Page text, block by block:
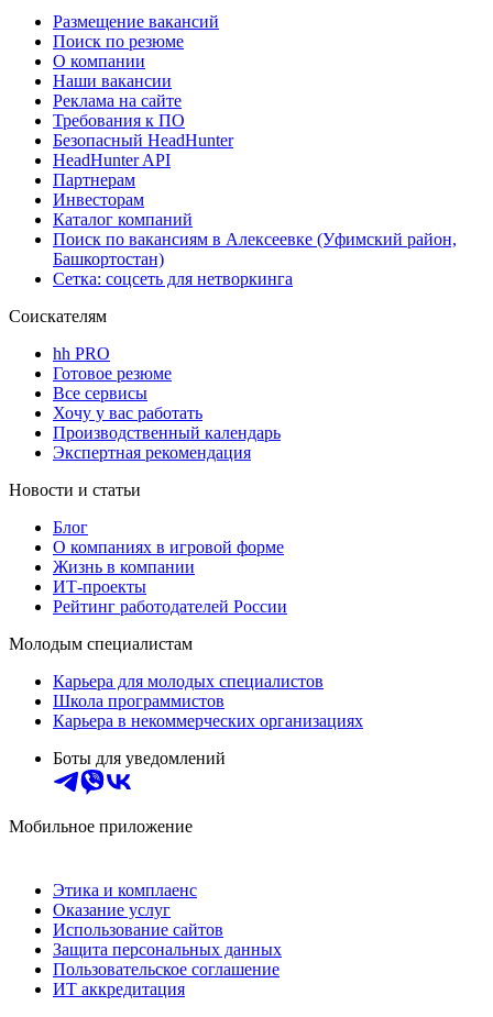
Размещение вакансий
Поиск по резюме
О компании
Наши вакансии
Реклама на сайте
Требования к ПО
Безопасный HeadHunter
HeadHunter API
Партнерам
Инвесторам
Каталог компаний
Поиск по вакансиям в Алексеевке (Уфимский район,
Башкортостан)
Сетка: соцсеть для нетворкинга
Соискателям
hh PRO
Готовое резюме
Все сервисы
Хочу у вас работать
Производственный календарь
Экспертная рекомендация
Новости и статьи
Блог
О компаниях в игровой форме
Жизнь в компании
ИТ-проекты
Рейтинг работодателей России
Молодым специалистам
Карьера для молодых специалистов
Школа программистов
Карьера в некоммерческих организациях
Боты для уведомлений
Мобильное приложение
Этика и комплаенс
Оказание услуг
Использование сайтов
Защита персональных данных
Пользовательское соглашение
ИТ аккредитация